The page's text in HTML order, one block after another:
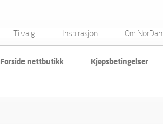
Tilvalg Inspirasjon Om NorDan
Forside nettbutikk Kjøpsbetingelser